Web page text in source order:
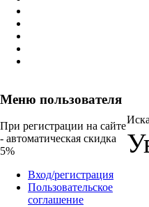
Меню пользователя
При регистрации на сайте
- автоматическая скидка
5%
Вход/регистрация
Пользовательское
соглашение